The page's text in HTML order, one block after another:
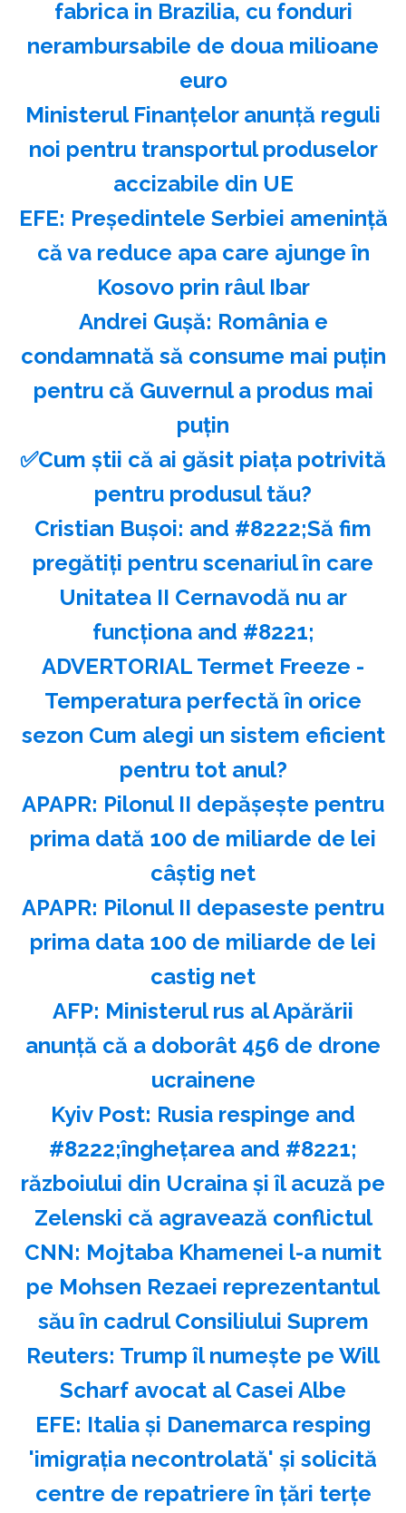
fabrica in Brazilia, cu fonduri
nerambursabile de doua milioane
euro
Ministerul Finanţelor anunţă reguli
noi pentru transportul produselor
accizabile din UE
EFE: Preşedintele Serbiei ameninţă
că va reduce apa care ajunge în
Kosovo prin râul Ibar
Andrei Guşă: România e
condamnată să consume mai puţin
pentru că Guvernul a produs mai
puţin
✅Cum știi că ai găsit piața potrivită
pentru produsul tău?
Cristian Buşoi: and #8222;Să fim
pregătiţi pentru scenariul în care
Unitatea II Cernavodă nu ar
funcţiona and #8221;
ADVERTORIAL Termet Freeze -
Temperatura perfectă în orice
sezon Cum alegi un sistem eficient
pentru tot anul?
APAPR: Pilonul II depăşeşte pentru
prima dată 100 de miliarde de lei
câştig net
APAPR: Pilonul II depaseste pentru
prima data 100 de miliarde de lei
castig net
AFP: Ministerul rus al Apărării
anunţă că a doborât 456 de drone
ucrainene
Kyiv Post: Rusia respinge and
#8222;îngheţarea and #8221;
războiului din Ucraina şi îl acuză pe
Zelenski că agravează conflictul
CNN: Mojtaba Khamenei l-a numit
pe Mohsen Rezaei reprezentantul
său în cadrul Consiliului Suprem
Reuters: Trump îl numeşte pe Will
Scharf avocat al Casei Albe
EFE: Italia şi Danemarca resping
'imigraţia necontrolată' şi solicită
centre de repatriere în ţări terţe